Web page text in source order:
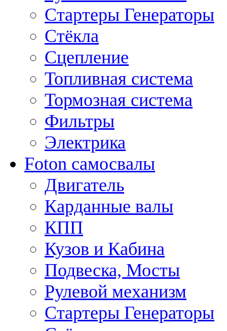
Стартеры Генераторы
Стёкла
Сцепление
Топливная система
Тормозная система
Фильтры
Электрика
Foton самосвалы
Двигатель
Карданные валы
КПП
Кузов и Кабина
Подвеска, Мосты
Рулевой механизм
Стартеры Генераторы